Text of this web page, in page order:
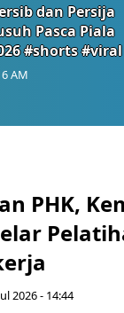
dan Persija
Pasca Piala
#shorts #viral
AM
PHK,
2026 - 14:44